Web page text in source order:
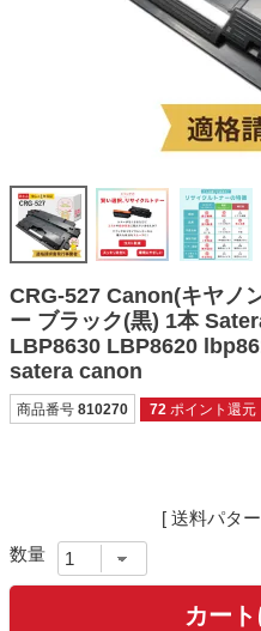
再生インクカートリッジ
ご利用ガイド
よくある質問
お問い合わせ
会員専用商品
説明書ダウンロード
CRG-527 Canon(キヤノ
ー ブラック(黒) 1本
LBP8630 LBP8620
satera canon
商品番号 810270 72 ポイント還元
送料パタ
カー